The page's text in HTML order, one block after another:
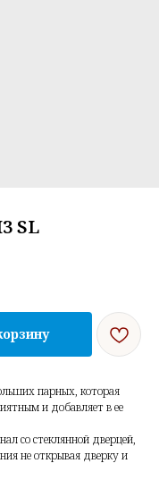
SL
парных, которая
и добавляет в ее
со стеклянной дверцей,
не открывая дверку и